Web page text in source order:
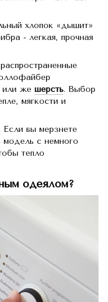
хлопок «дышит»
- легкая, прочная
или же шерсть. Выбор
мягкости и
Если вы мерзнете
с немного
тепло
одеялом?